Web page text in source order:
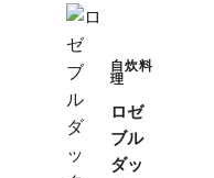
自炊料
理
ロゼ
ブル
ダッ